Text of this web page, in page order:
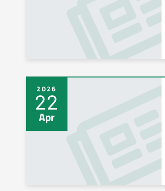
2026
22
Apr